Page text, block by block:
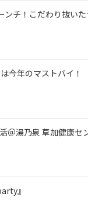
ンチ！こだわり抜い
今年のマストバイ！
湯乃泉 草加健康セ
』